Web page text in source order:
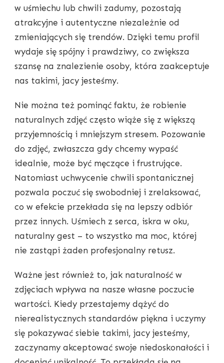
w uśmiechu lub chwili zadumy, pozostają
atrakcyjne i autentyczne niezależnie od
zmieniających się trendów. Dzięki temu profil
wydaje się spójny i prawdziwy, co zwiększa
szansę na znalezienie osoby, która zaakceptuje
nas takimi, jacy jesteśmy.
Nie można też pominąć faktu, że robienie
naturalnych zdjęć często wiąże się z większą
przyjemnością i mniejszym stresem. Pozowanie
do zdjęć, zwłaszcza gdy chcemy wypaść
idealnie, może być męczące i frustrujące.
Natomiast uchwycenie chwili spontanicznej
pozwala poczuć się swobodniej i zrelaksować,
co w efekcie przekłada się na lepszy odbiór
przez innych. Uśmiech z serca, iskra w oku,
naturalny gest – to wszystko ma moc, której
nie zastąpi żaden profesjonalny retusz.
Ważne jest również to, jak naturalność w
zdjęciach wpływa na nasze własne poczucie
wartości. Kiedy przestajemy dążyć do
nierealistycznych standardów piękna i uczymy
się pokazywać siebie takimi, jacy jesteśmy,
zaczynamy akceptować swoje niedoskonałości i